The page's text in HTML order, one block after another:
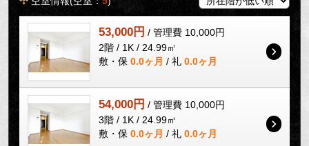
53,000円 / 管理費 10,000円
2階 / 1K / 24.99㎡
敷・保 0.0ヶ月 / 礼 0.0ヶ月
54,000円 / 管理費 10,000円
3階 / 1K / 24.99㎡
敷・保 0.0ヶ月 / 礼 0.0ヶ月